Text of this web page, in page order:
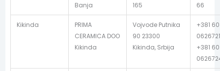
Banja
165
66
Kikinda
PRIMA
CERAMICA DOO
Kikinda
Vojvode Putnika
90 23300
Kikinda, Srbija
+381 60
0626721
+381 60